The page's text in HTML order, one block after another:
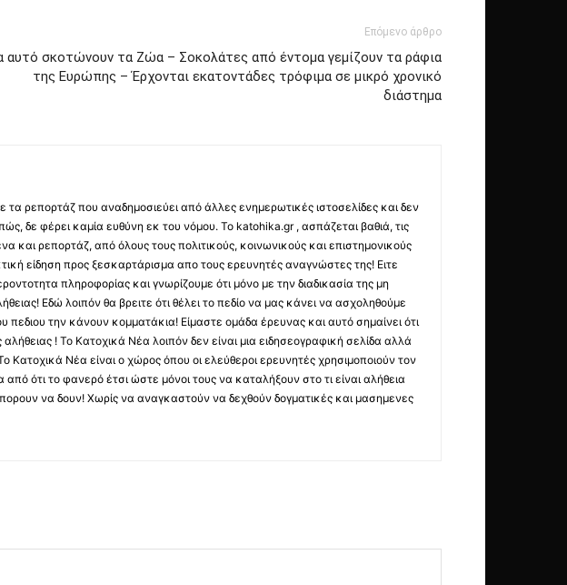
Επόμενο άρθρο
αυτό σκοτώνουν τα Zώα – Σοκολάτες από έντομα γεμίζουν τα ράφια
της Ευρώπης – Έρχονται εκατοντάδες τρόφιμα σε μικρό χρονικό
διάστημα
ρεπορτάζ που αναδημοσιεύει από άλλες ενημερωτικές ιστοσελίδες και δεν
δε φέρει καμία ευθύνη εκ του νόμου. Το katohika.gr , ασπάζεται βαθιά, τις
και ρεπορτάζ, από όλους τους πολιτικούς, κοινωνικούς και επιστημονικούς
είδηση προς ξεσκαρτάρισμα απο τους ερευνητές αναγνώστες της! Ειτε
πληροφορίας και γνωρίζουμε ότι μόνο με την διαδικασία της μη
Εδώ λοιπόν θα βρειτε ότι θέλει το πεδίο να μας κάνει να ασχοληθούμε
την κάνουν κομματάκια! Είμαστε ομάδα έρευνας και αυτό σημαίνει ότι
! Το Κατοχικά Νέα λοιπόν δεν είναι μια ειδησεογραφική σελίδα αλλά
Κατοχικά Νέα είναι ο χώρος όπου οι ελεύθεροι ερευνητές χρησιμοποιούν τον
ότι το φανερό έτσι ώστε μόνοι τους να καταλήξουν στο τι είναι αλήθεια
να δουν! Χωρίς να αναγκαστούν να δεχθούν δογματικές και μασημενες